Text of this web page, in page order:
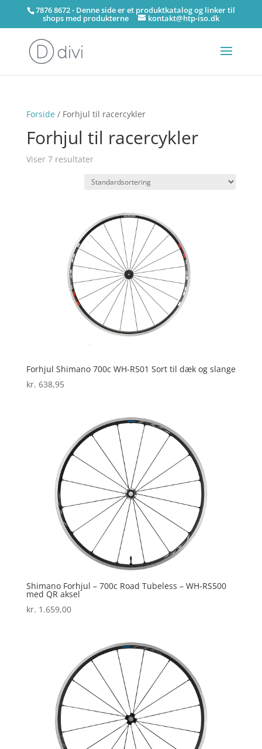
7876 8672 - Denne side er et produktkatalog og linker til
shops med produkterne kontakt@htp-iso.dk
Forside/ Forhjul til racercykler
Forhjul til racercykler
Viser 7 resultater
Forhjul Shimano 700c WH-R501 Sort til dæk og slange
kr. 638,95
Shimano Forhjul – 700c Road Tubeless – WH-RS500
med QR aksel
kr. 1.659,00